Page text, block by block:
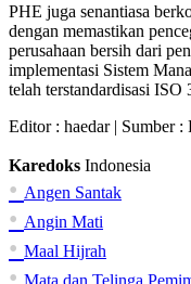
PHE juga senantiasa
dengan memastikan
perusahaan bersih dari
implementasi Sistem
telah terstandardisasi ISO
Editor : haedar| Sumber :
Karedoks Indonesia
• Angen Santak
• Angin Mati
• Maal Hijrah
• Mata dan Telinga